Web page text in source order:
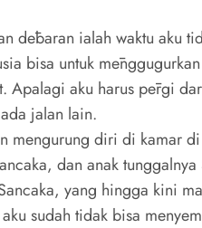
dēbaran ialah waktu aku
bisa untuk
Apalagi aku harus pērgi
jalan lain.
mengurung diri di kamar
dan anak
yang hingga kini
sudah tidak bisa